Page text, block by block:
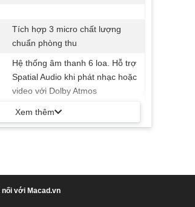
Tích hợp 3 micro chất lượng
chuẩn phòng thu
Hệ thống âm thanh 6 loa. Hỗ trợ
Spatial Audio khi phát nhạc hoặc
video với Dolby Atmos
Wi-Fi 802.11 a / b / g / n / ac / ax
port, SDXC card slot, HDMI port
Xem thêm
nối với Macad.vn